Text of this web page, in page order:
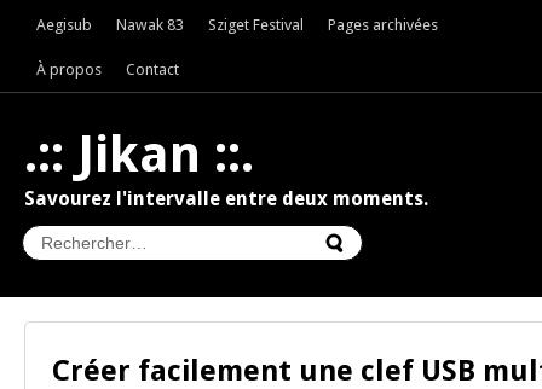
Aegisub Nawak 83 Sziget Festival Pages archivées
À propos Contact
.:: Jikan ::.
Savourez l'intervalle entre deux moments.
Créer facilement une clef USB